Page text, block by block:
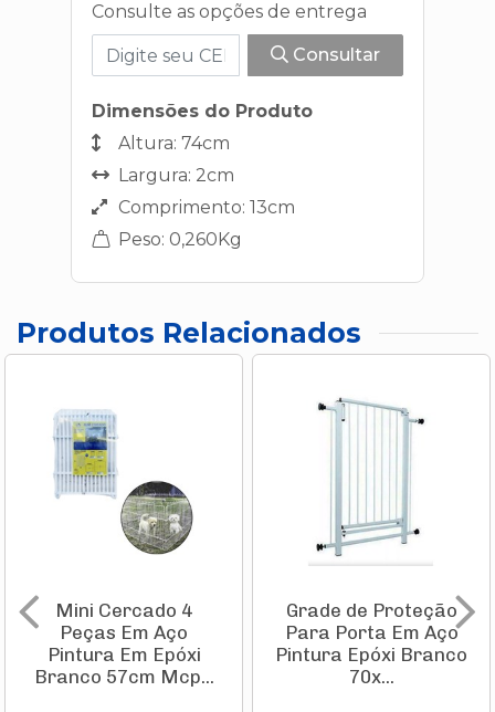
Consulte as opções de entrega
Consultar
Dimensões do Produto
Altura: 74cm
Largura: 2cm
Comprimento: 13cm
Peso: 0,260Kg
Produtos Relacionados
Mini Cercado 4
Peças Em Aço
Pintura Em Epóxi
Branco 57cm Mcp...
Grade de Proteção
Para Porta Em Aço
Pintura Epóxi Branco
70x...